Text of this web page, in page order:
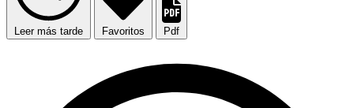
Leer más tarde Favoritos Pdf